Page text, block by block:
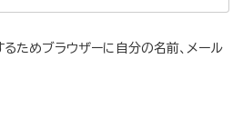
ためブラウザーに自分の名前、メール